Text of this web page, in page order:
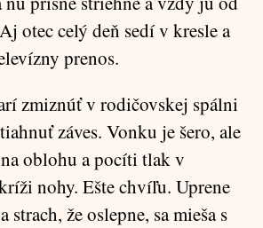
otec celý deň sedí v kresle a
prenos.
zmiznúť v rodičovskej spálni
záves. Vonku je šero, ale
oblohu a pocíti tlak v
nohy. Ešte chvíľu. Uprene
strach, že oslepne, sa mieša s